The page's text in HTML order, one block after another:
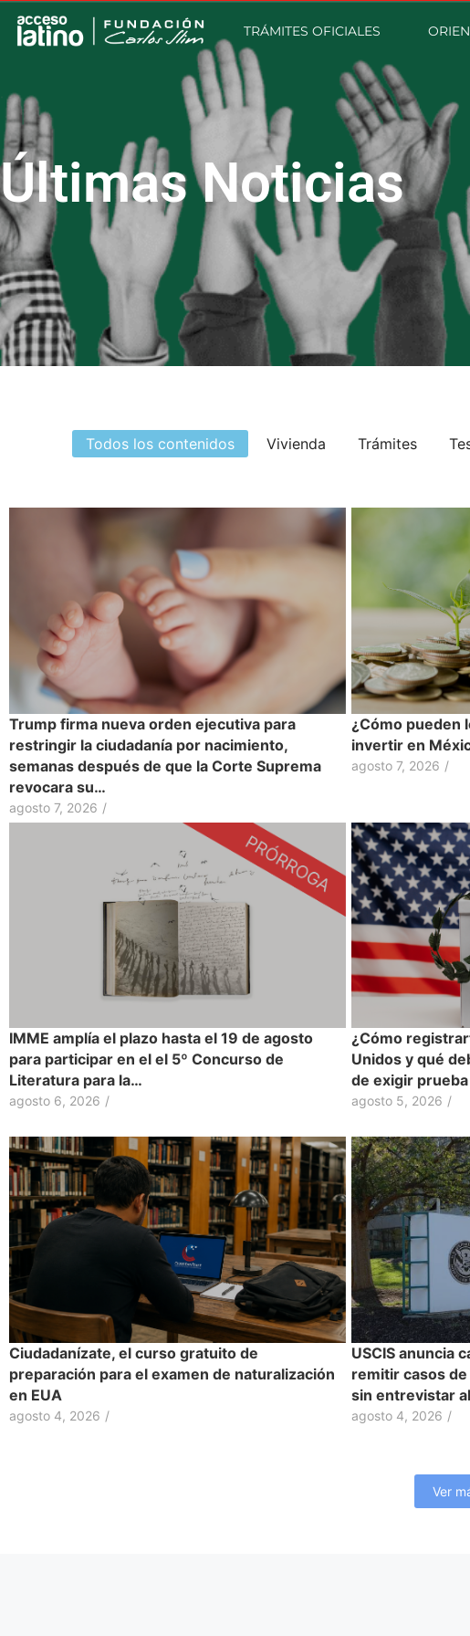
TRÁMITES OFICIALES
Últimas Noticias
Todos los contenidos Vivienda Trámites
Trump firma nueva orden ejecutiva para
restringir la ciudadanía por nacimiento,
semanas después de que la Corte Suprema
revocara su…
agosto 7, 2026 /
¿Cómo pueden
invertir en
agosto 7, 2026 /
IMME amplía el plazo hasta el 19 de agosto
para participar en el el 5º Concurso de
Literatura para la…
agosto 6, 2026 /
¿Cómo
Unidos y qué
de exigir
agosto 5, 2026 /
Ciudadanízate, el curso gratuito de
preparación para el examen de naturalización
en EUA
agosto 4, 2026 /
USCIS anuncia
remitir casos
sin entrevistar
agosto 4, 2026 /
Ver